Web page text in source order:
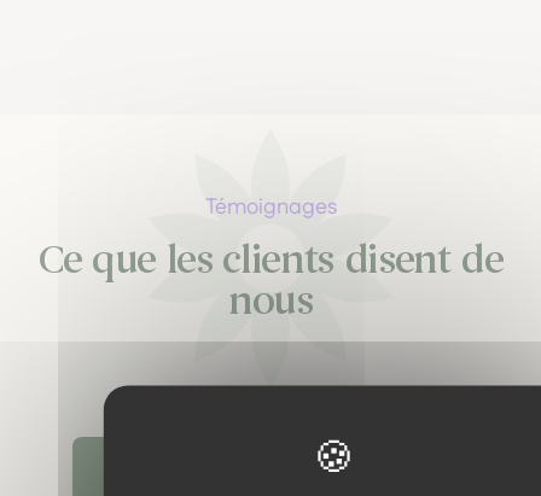
Témoignages
Ce que les clients disent de
nous